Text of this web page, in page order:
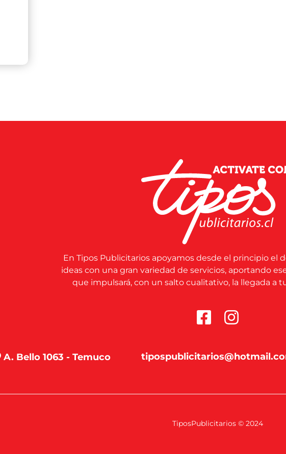
En Tipos Publicitarios apoyamos desde el principio el
ideas con una gran variedad de servicios, aportando
que impulsará, con un salto cualitativo, la llegada a
A. Bello 1063 - Temuco
TiposPublicitarios © 2024